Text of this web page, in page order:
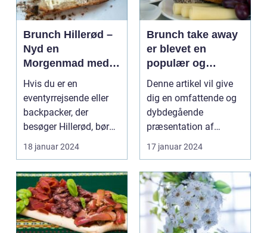
Brunch Hillerød –
Nyd en
Morgenmad med
Et Twist
Hvis du er en
eventyrrejsende eller
backpacker, der
besøger Hillerød, bør
du ikke gå glip af
byens f...
18 januar 2024
Brunch take away
er blevet en
populær og
praktisk måde at
nyde en lækker
brunchoplevelse
på, uanset hvor
man befinder sig
Denne artikel vil give
dig en omfattende og
dybdegående
præsentation af
brunch take away og
de vigti...
17 januar 2024